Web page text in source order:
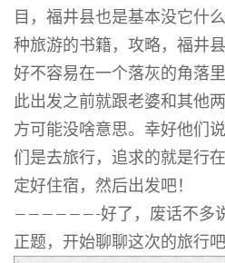
目，福井县也是基本没它什
种旅游的书籍，攻略，福井
好不容易在一个落灰的角落
此出发之前就跟老婆和其他
方可能没啥意思。幸好他们
们是去旅行，追求的就是行
定好住宿，然后出发吧！
——————-好了，废话不多
正题，开始聊聊这次的旅